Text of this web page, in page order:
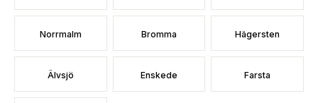
Norrmalm Bromma Hägersten
Älvsjö Enskede Farsta